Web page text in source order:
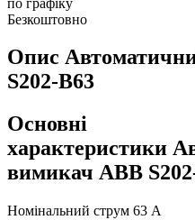
Безкоштовно
Опис
S202-B63
Основні
характеристики
вимикач ABB
Номінальний струм 63 А